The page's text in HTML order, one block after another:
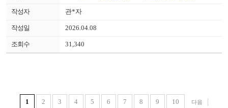
관*자
2026.04.08
31,340
1 2 3 4 5 6 7 8 9 10 다음